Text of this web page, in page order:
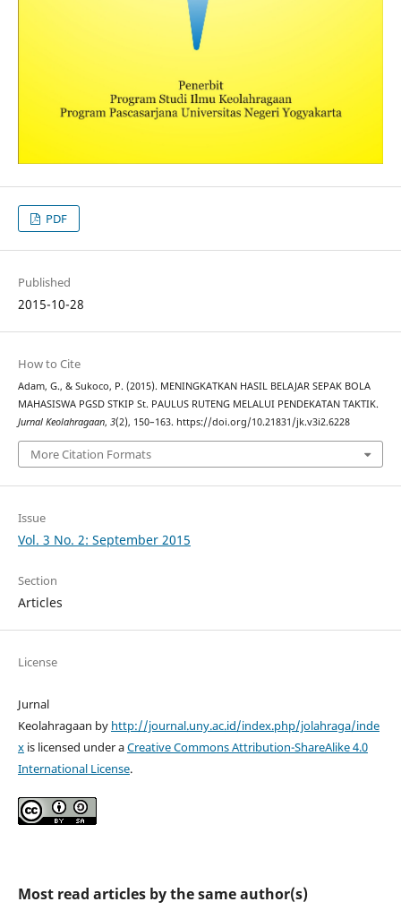
PDF
Published
2015-10-28
How to Cite
Adam, G., & Sukoco, P. (2015). MENINGKATKAN HASIL BELAJAR SEPAK BOLA
MAHASISWA PGSD STKIP St. PAULUS RUTENG MELALUI PENDEKATAN TAKTIK.
Jurnal Keolahragaan, 3(2), 150–163. https://doi.org/10.21831/jk.v3i2.6228
More Citation Formats
Issue
Vol. 3 No. 2: September 2015
Section
Articles
License
Jurnal
Keolahragaan by http://journal.uny.ac.id/index.php/jolahraga/inde
xis licensed under aCreative Commons Attribution-ShareAlike 4.0
International License.
Most read articles by the same author(s)